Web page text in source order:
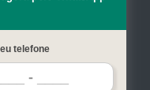
telefone